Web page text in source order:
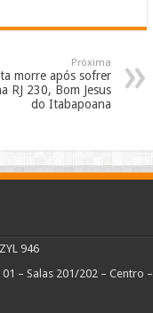
Próxima
morre após sofrer
RJ 230, Bom Jesus
do Itabapoana
946
– Salas 201/202 – Centro –